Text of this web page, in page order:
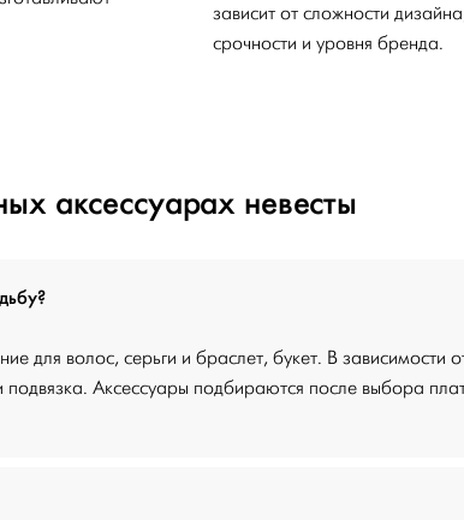
зависит от сложности
срочности и уровня бренда.
аксессуарах невесты
для волос, серьги и браслет, букет. В зависимости
подвязка. Аксессуары подбираются после выбора